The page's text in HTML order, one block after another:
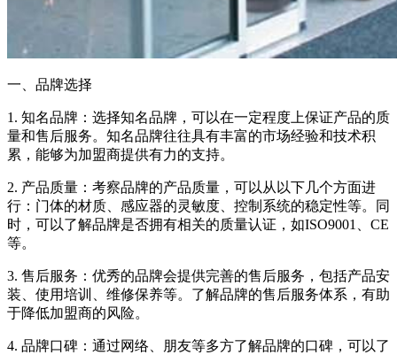
一、品牌选择
1. 知名品牌：选择知名品牌，可以在一定程度上保证产品的质
量和售后服务。知名品牌往往具有丰富的市场经验和技术积
累，能够为加盟商提供有力的支持。
2. 产品质量：考察品牌的产品质量，可以从以下几个方面进
行：门体的材质、感应器的灵敏度、控制系统的稳定性等。同
时，可以了解品牌是否拥有相关的质量认证，如ISO9001、CE
等。
3. 售后服务：优秀的品牌会提供完善的售后服务，包括产品安
装、使用培训、维修保养等。了解品牌的售后服务体系，有助
于降低加盟商的风险。
4. 品牌口碑：通过网络、朋友等多方了解品牌的口碑，可以了